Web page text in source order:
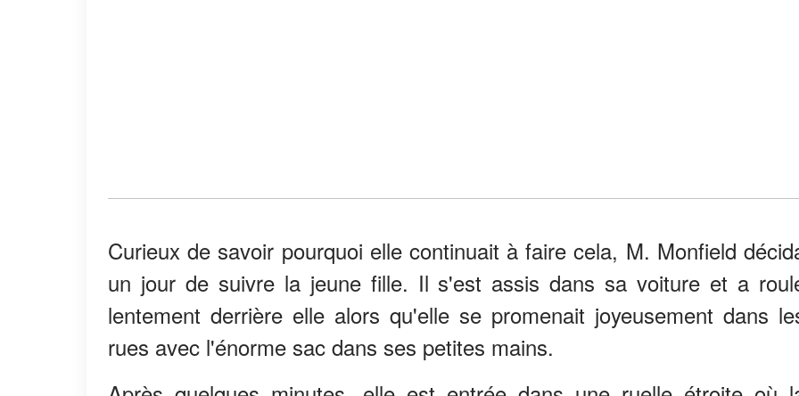
Curieux de savoir pourquoi elle continuait à faire cela, M. Monfield
un jour de suivre la jeune fille. Il s'est assis dans sa voiture et a
lentement derrière elle alors qu'elle se promenait joyeusement dans
rues avec l'énorme sac dans ses petites mains.